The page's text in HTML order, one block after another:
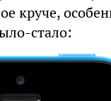
круче,
стало: